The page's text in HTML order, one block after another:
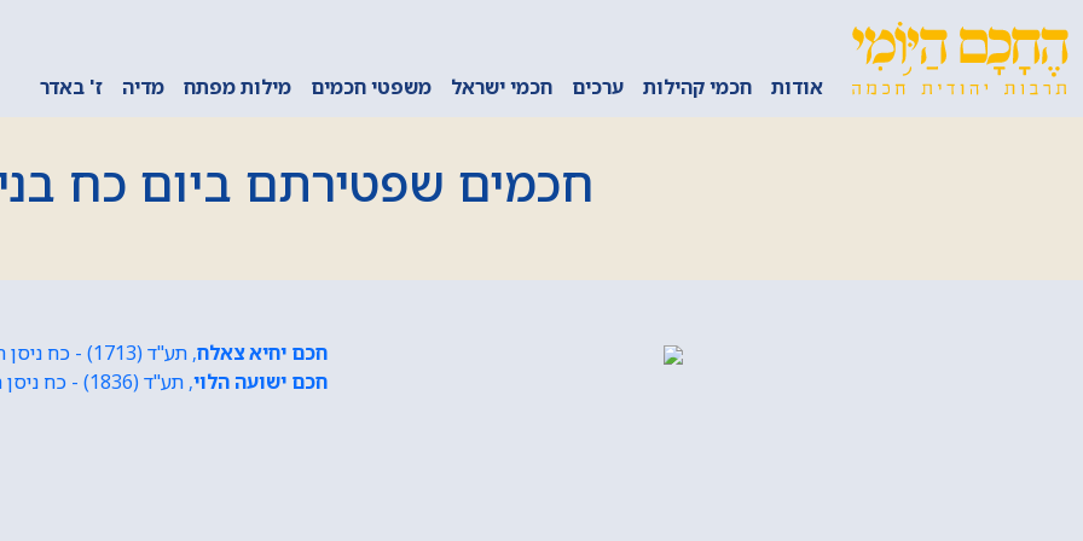
אודות חכמי קהילות ערכים חכמי ישראל משפטי חכמים מילות מפתח מדיה ז' באדר
חכמים שפטירתם ביום כח
חכם יחיא צאלח, תע"ד (1713) - כח ניסן תקס"ה (1805)
חכם ישועה הלוי, תע"ד (1836) - כח ניסן תקס"ה (1906)